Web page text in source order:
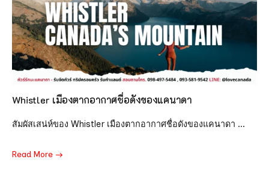
Whistler เมืองตากอากาศชื่อดังของแคนาดา
สัมผัสเสน่ห์ของ Whistler เมืองตากอากาศชื่อดังของแคนาดา ...
Read More